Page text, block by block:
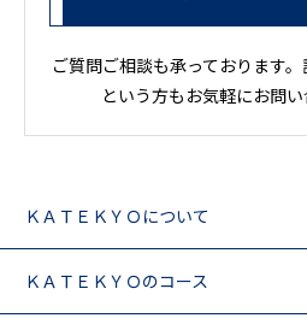
ご質問ご相談も承っております
という方もお気軽にお問い
ＫＡＴＥＫＹＯについて
ＫＡＴＥＫＹＯのコース